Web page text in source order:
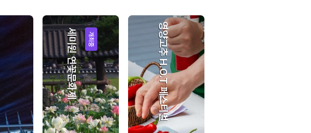
개최중
세미원 연꽃문화제 영양고추 H.O.T 페스티벌